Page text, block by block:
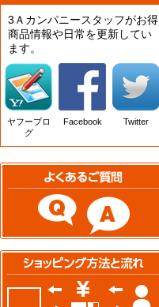
3Ａカンパニースタッフがお得
商品情報や日常を更新してい
ます。
ヤフーブロ
グ
Facebook Twitter